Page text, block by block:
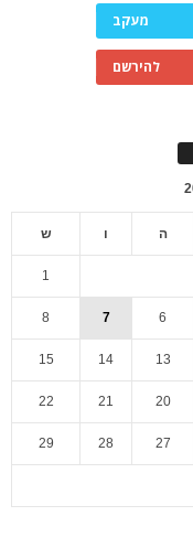
מעקב
להירשם
ה ו ש
1
6
7
8
13
14
15
20
21
22
27
28
29